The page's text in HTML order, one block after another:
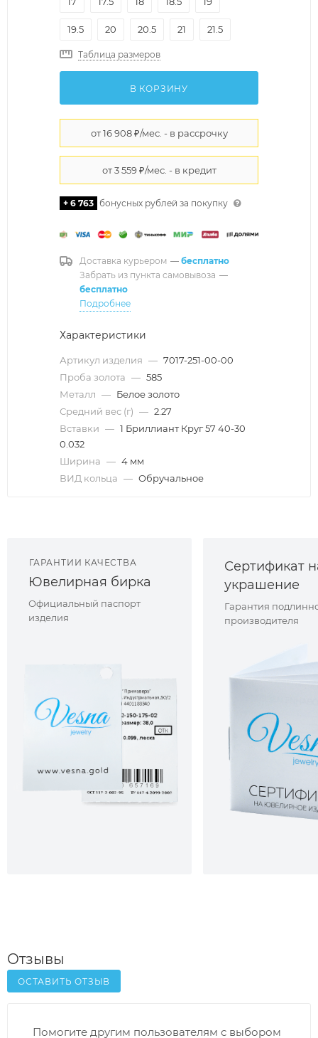
19.5 20 20.5 21 21.5
Таблица размеров
В КОРЗИНУ
+ 6 763 бонусных рублей за покупку
Доставка курьером — бесплатно
Забрать из пункта самовывоза —
бесплатно
Подробнее
Характеристики
Артикул изделия — 7017-251-00-00
Проба золота — 585
Металл — Белое золото
Средний вес (г) — 2.27
Вставки — 1 Бриллиант Круг 57 40-30
0.032
Ширина — 4 мм
ВИД кольца — Обручальное
ГАРАНТИИ КАЧЕСТВА
Ювелирная бирка
Официальный паспорт
изделия
Сертификат
украшение
Гарантия
производителя
Отзывы
ОСТАВИТЬ ОТЗЫВ
Помогите другим пользователям с выбором